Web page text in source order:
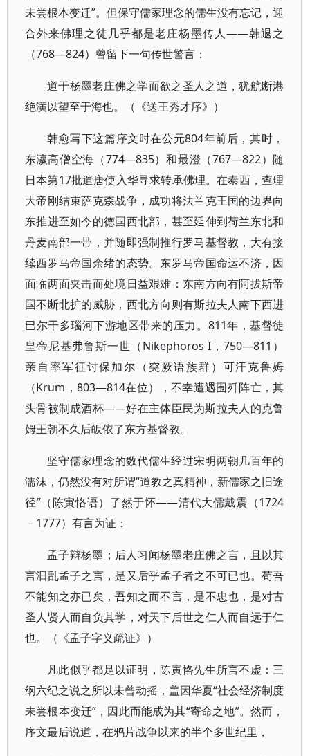
未尝根本变迁”。但保守儒家理念的儒生没有忘记，迎
合外来佛理之徒几乎都是老庄杨墨传人——韩退之
（768—824）曾留下一句传世警言：
道于杨墨老庄佛之学而欲之圣人之道，犹航断港
绝潢以望至于海也。（《送王秀才序》）
韩愈写下这篇序文时在公元804年前后，其时，
东瀛高僧空海（774—835）和最澄（767—822）随
日本第17批遣唐使入华寻求转承佛理。在泰西，查理
大帝刚结束萨克森战争，成功将法兰克王国的边界向
东推进至如今的德国西北部，甚至延伸到荷兰东北和
丹麦南部一带，并随即强制推行罗马基督教，大有接
续西罗马帝国余绪的态势。东罗马帝国命运不济，因
面临两面夹击而处境日益艰难：东南方向有阿拔斯帝
国不断北扩的威胁，西北方向则有斯拉夫人南下西进
巴尔干多瑙河下游地区带来的压力。811年，基督徒
皇帝尼基弗鲁斯一世（Nikephoros I，750—811）
亲自率军征讨保加尔（突厥语族群）可汗克鲁姆
（Krum，803—814在位），不幸遭遇围歼阵亡，其
头骨被制成酒杯——好在主体臣民为斯拉夫人的克鲁
姆王朝不久后皈依了东方基督教。
坚守儒家理念的数代儒生经过宋明两朝几百年的
濡沫，仍然没有对所谓“道教之真精神，新儒家之旧途
径”（陈寅恪语）了然于怀——清代大儒戴震（1724
－1777）有言为证：
孟子辩杨墨；后人习闻杨墨老庄佛之言，且以其
言汩乱孟子之言，是又后乎孟子者之不可已也。苟吾
不能知之亦已矣，吾知之而不言，是不忠也，是对古
圣人贤人而自负其学，对天下后世之仁人而自远于仁
也。（《孟子字义疏证》）
凡此似乎都足以证明，陈寅恪先生所言不虚：三
纲六纪之说之所以未曾动摇，盖因华夏“社会经济制度
未尝根本变迁”，因此而能成为其“寄命之地”。然而，
序文最后说道，在鸦片战争以来的半个多世纪里，